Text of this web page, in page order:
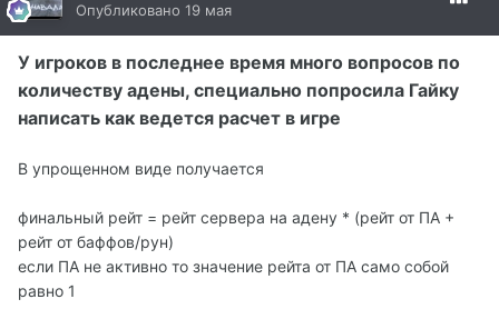
Опубликовано 19 мая
У игроков в последнее время много вопросов по
количеству адены, специально попросила Гайку
написать как ведется расчет в игре
В упрощенном виде получается
финальный рейт = рейт сервера на адену * (рейт от ПА +
рейт от баффов/рун)
если ПА не активно то значение рейта от ПА само собой
равно 1